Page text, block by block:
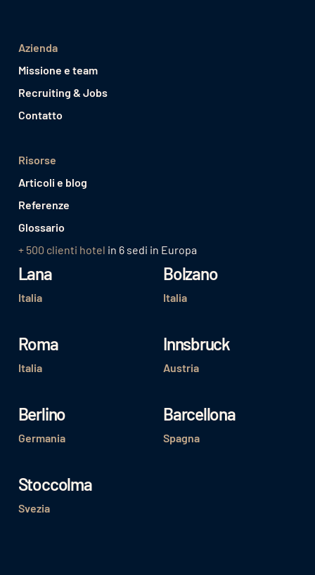
Azienda
Missione e team
Recruiting & Jobs
Contatto
Risorse
Articoli e blog
Referenze
Glossario
+ 500 clienti hotel in 6 sedi in Europa
Lana
Italia
Bolzano
Italia
Roma
Italia
Innsbruck
Austria
Berlino
Germania
Barcellona
Spagna
Stoccolma
Svezia